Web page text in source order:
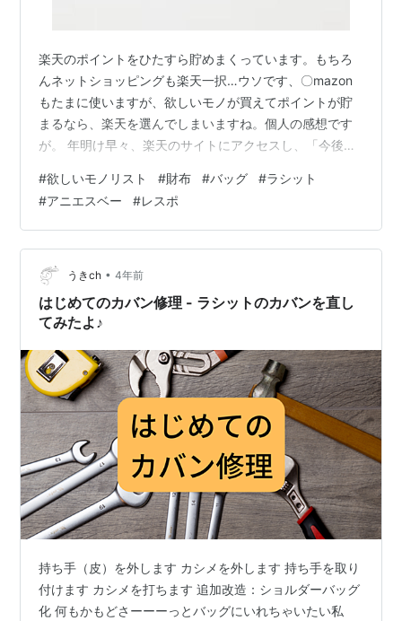
楽天のポイントをひたすら貯めまくっています。もちろ
んネットショッピングも楽天一択…ウソです、〇mazon
もたまに使いますが、欲しいモノが買えてポイントが貯
まるなら、楽天を選んでしまいますね。個人の感想です
が。 年明け早々、楽天のサイトにアクセスし、「今後欲
欲しいモノをお気に入りに次々と放り込んだら、以外と
あった…。 洋服は激安の〇HEINでも間に合いますが、お
気に入りのアイテムであるほど良いものを着たいという
願望があります。決して安くはありませんが、縫製がし
っかりしていて、着る度に馴染んでほどよく味があるも
のになることは実証済み。20代でフリー…
#欲しいモノリスト #財布 #バッグ #ラシット
#アニエスベー #レスポ
うきch • 4年前
はじめてのカバン修理 - ラシットのカバンを直し
てみたよ♪
持ち手（皮）を外します カシメを外します 持ち手を取り
付けます カシメを打ちます 追加改造：ショルダーバッグ
化 何もかもどさーーーっとバッグにいれちゃいたい私